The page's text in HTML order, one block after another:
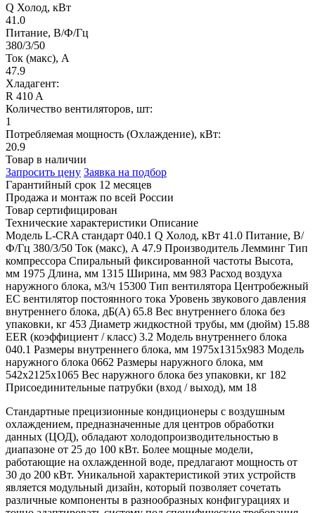
Q Холод, кВт
41.0
Питание, В/Ф/Гц
380/3/50
Ток (макс), А
47.9
Хладагент:
R 410 A
Количество вентиляторов, шт:
1
Потребляемая мощность (Охлаждение), кВт:
20.9
Товар в наличии
Запросить цену Заявка на подбор
Гарантийный срок 12 месяцев
Продажа и монтаж по всей России
Товар сертифицирован
Технические характеристики Описание
Модель L-CRA стандарт 040.1 Q Холод, кВт 41.0 Питание, В/
Ф/Гц 380/3/50 Ток (макс), А 47.9 Производитель Лемминг Тип
компрессора Спиральный фиксированной частоты Высота,
мм 1975 Длина, мм 1315 Ширина, мм 983 Расход воздуха
наружного блока, м3/ч 15300 Тип вентилятора Центробежный
EC вентилятор постоянного тока Уровень звукового давления
внутреннего блока, дБ(А) 65.8 Вес внутреннего блока без
упаковки, кг 453 Диаметр жидкостной трубы, мм (дюйм) 15.88
EER (коэффициент / класс) 3.2 Модель внутреннего блока
040.1 Размеры внутреннего блока, мм 1975х1315х983 Модель
наружного блока 0662 Размеры наружного блока, мм
542х2125х1065 Вес наружного блока без упаковки, кг 182
Присоединительные патрубки (вход / выход), мм 18
Стандартные прецизионные кондиционеры с воздушным
охлаждением, предназначенные для центров обработки
данных (ЦОД), обладают холодопроизводительностью в
диапазоне от 25 до 100 кВт. Более мощные модели,
работающие на охлажденной воде, предлагают мощность от
30 до 200 кВт. Уникальной характеристикой этих устройств
является модульный дизайн, который позволяет сочетать
различные компоненты в разнообразных конфигурациях и